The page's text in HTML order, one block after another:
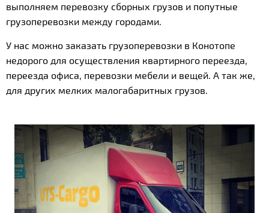
выполняем перевозку сборных грузов и попутные
грузоперевозки между городами.
У нас можно заказать грузоперевозки в Конотопе
недорого для осуществления квартирного переезда,
переезда офиса, перевозки мебели и вещей. А так же,
для других мелких малогабаритных грузов.